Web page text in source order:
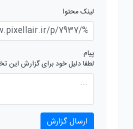
لینک محتوا
پیام
لطفا دلیل خود برای گزارش این
ارسال گزارش